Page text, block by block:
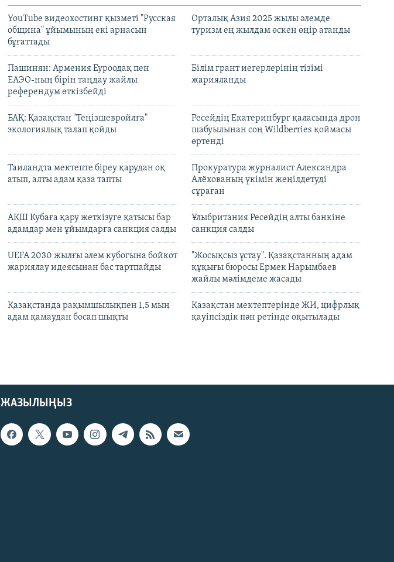
YouTube видеохостинг қызметі "Русская
община" ұйымының екі арнасын
бұғаттады
Орталық Азия 2025 жылы әлемде
туризм ең жылдам өскен өңір атанды
Пашинян: Армения Еуроодақ пен
ЕАЭО-ның бірін таңдау жайлы
референдум өткізбейді
Білім грант иегерлерінің тізімі
жарияланды
БАҚ: Қазақстан "Теңізшевройлға"
экологиялық талап қойды
Ресейдің Екатеринбург қаласында дрон
шабуылынан соң Wildberries қоймасы
өртенді
Таиландта мектепте біреу қарудан оқ
атып, алты адам қаза тапты
Прокуратура журналист Александра
Алёхованың үкімін жеңілдетуді
сұраған
АҚШ Кубаға қару жеткізуге қатысы бар
адамдар мен ұйымдарға санкция салды
Ұлыбритания Ресейдің алты банкіне
санкция салды
UEFA 2030 жылғы әлем кубогына бойкот
жариялау идеясынан бас тартпайды
"Жосықсыз ұстау". Қазақстанның адам
құқығы бюросы Ермек Нарымбаев
жайлы мәлімдеме жасады
Қазақстанда рақымшылықпен 1,5 мың
адам қамаудан босап шықты
Қазақстан мектептерінде ЖИ, цифрлық
қауіпсіздік пән ретінде оқытылады
ЖАЗЫЛЫҢЫЗ